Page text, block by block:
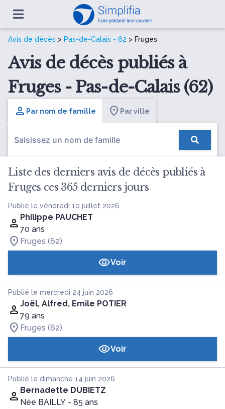
Avis de décès > Pas-de-Calais - 62 > Fruges
Avis de décès publiés à
Fruges - Pas-de-Calais (62)
Par nom de famille Par ville
Liste des derniers avis de décès publiés à
Fruges ces 365 derniers jours
Publié le vendredi 10 juillet 2026
Philippe PAUCHET
70 ans
Fruges (62)
Voir
Publié le mercredi 24 juin 2026
Joël, Alfred, Emile POTIER
79 ans
Fruges (62)
Voir
Publié le dimanche 14 juin 2026
Bernadette DUBIETZ
Née BAILLY - 85 ans